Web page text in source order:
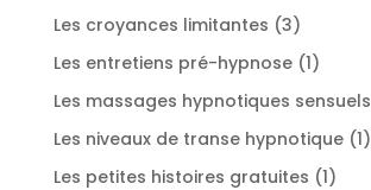
produits
Les croyances limitantes 33
produits
Les entretiens pré-hypnose 11
produit
Les massages hypnotiques sensuels
Les niveaux de transe hypnotique 11
Les petites histoires gratuites 11